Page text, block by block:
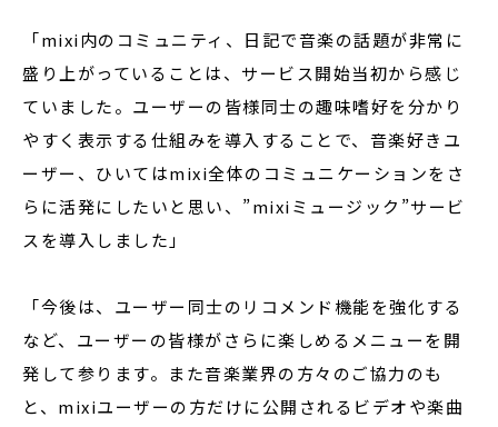
「mixi内のコミュニティ、日記で音楽の話題が非常に
盛り上がっていることは、サービス開始当初から感じ
ていました。ユーザーの皆様同士の趣味嗜好を分かり
やすく表示する仕組みを導入することで、音楽好きユ
ーザー、ひいてはmixi全体のコミュニケーションをさ
らに活発にしたいと思い、”mixiミュージック”サービ
スを導入しました」
「今後は、ユーザー同士のリコメンド機能を強化する
など、ユーザーの皆様がさらに楽しめるメニューを開
発して参ります。また音楽業界の方々のご協力のも
と、mixiユーザーの方だけに公開されるビデオや楽曲